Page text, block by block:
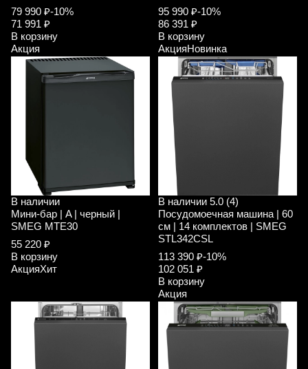
79 990 ₽-10%
71 991 ₽
В корзину
Акция
95 990 ₽-10%
86 391 ₽
В корзину
АкцияНовинка
В наличии
Мини-бар | A | черный |
SMEG MTE30
55 220 ₽
В корзину
АкцияХит
В наличии 5.0 (4)
Посудомоечная машина | 60
см | 14 комплектов | SMEG
STL342CSL
113 390 ₽-10%
102 051 ₽
В корзину
Акция